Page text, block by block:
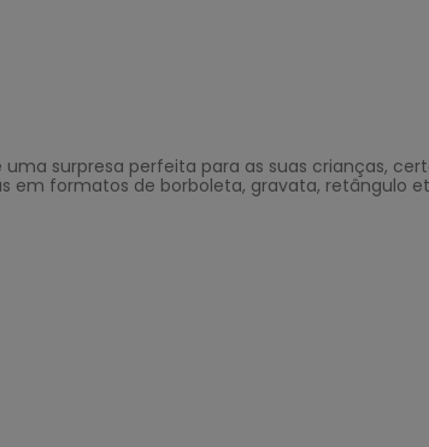
uma surpresa perfeita para as suas crianças,
em formatos de borboleta, gravata, retângulo